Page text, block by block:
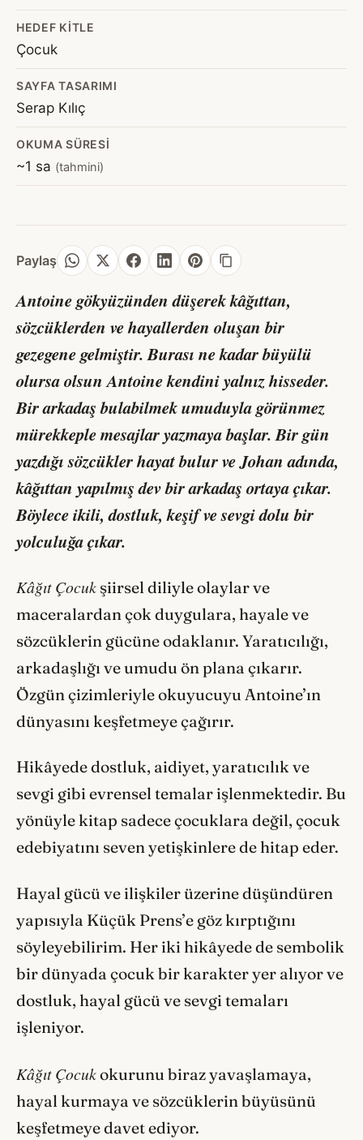
HEDEF KITLE
Çocuk
SAYFA TASARIMI
Serap Kılıç
OKUMA SÜRESI
~1 sa (tahmini)
Paylaş
Antoine gökyüzünden düşerek kâğıttan,
sözcüklerden ve hayallerden oluşan bir
gezegene gelmiştir. Burası ne kadar büyülü
olursa olsun Antoine kendini yalnız hisseder.
Bir arkadaş bulabilmek umuduyla görünmez
mürekkeple mesajlar yazmaya başlar. Bir gün
yazdığı sözcükler hayat bulur ve Johan adında,
kâğıttan yapılmış dev bir arkadaş ortaya çıkar.
Böylece ikili, dostluk, keşif ve sevgi dolu bir
yolculuğa çıkar.
Kâğıt Çocuk şiirsel diliyle olaylar ve
maceralardan çok duygulara, hayale ve
sözcüklerin gücüne odaklanır. Yaratıcılığı,
arkadaşlığı ve umudu ön plana çıkarır.
Özgün çizimleriyle okuyucuyu Antoine’ın
dünyasını keşfetmeye çağırır.
Hikâyede dostluk, aidiyet, yaratıcılık ve
sevgi gibi evrensel temalar işlenmektedir. Bu
yönüyle kitap sadece çocuklara değil, çocuk
edebiyatını seven yetişkinlere de hitap eder.
Hayal gücü ve ilişkiler üzerine düşündüren
yapısıyla Küçük Prens’e göz kırptığını
söyleyebilirim. Her iki hikâyede de sembolik
bir dünyada çocuk bir karakter yer alıyor ve
dostluk, hayal gücü ve sevgi temaları
işleniyor.
Kâğıt Çocukokurunu biraz yavaşlamaya,
hayal kurmaya ve sözcüklerin büyüsünü
keşfetmeye davet ediyor.